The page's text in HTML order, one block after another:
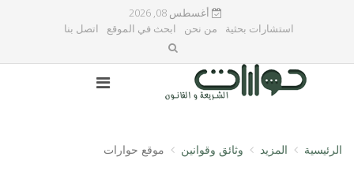
أغسطس 08, 2026
استشارات بحثية
من نحن ابحث في الموقع اتصل بنا
الرئيسية المزيد وثائق وقوانين موقع حوارات